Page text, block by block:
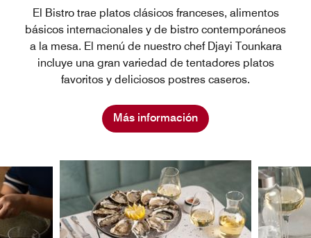
El Bistro trae platos clásicos franceses, alimentos
básicos internacionales y de bistro contemporáneos
a la mesa. El menú de nuestro chef Djayi Tounkara
incluye una gran variedad de tentadores platos
favoritos y deliciosos postres caseros.
Más información